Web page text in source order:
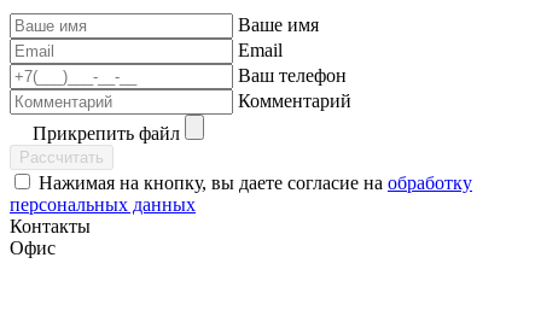
Ваше имя
Email
Ваш телефон
Комментарий
Прикрепить файл
Рассчитать
Нажимая на кнопку, вы даете согласие на обработку
персональных данных
Контакты
Офис